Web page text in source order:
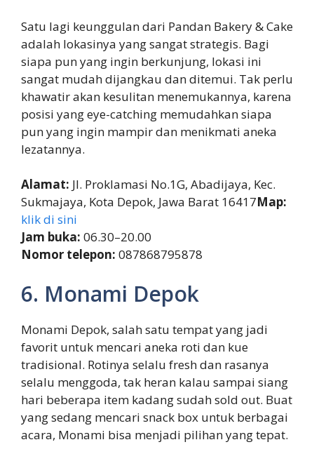
Satu lagi keunggulan dari Pandan Bakery & Cake
adalah lokasinya yang sangat strategis. Bagi
siapa pun yang ingin berkunjung, lokasi ini
sangat mudah dijangkau dan ditemui. Tak perlu
khawatir akan kesulitan menemukannya, karena
posisi yang eye-catching memudahkan siapa
pun yang ingin mampir dan menikmati aneka
lezatannya.
Alamat: Jl. Proklamasi No.1G, Abadijaya, Kec.
Sukmajaya, Kota Depok, Jawa Barat 16417Map:
klik di sini
Jam buka: 06.30–20.00
Nomor telepon: 087868795878
6. Monami Depok
Monami Depok, salah satu tempat yang jadi
favorit untuk mencari aneka roti dan kue
tradisional. Rotinya selalu fresh dan rasanya
selalu menggoda, tak heran kalau sampai siang
hari beberapa item kadang sudah sold out. Buat
yang sedang mencari snack box untuk berbagai
acara, Monami bisa menjadi pilihan yang tepat.